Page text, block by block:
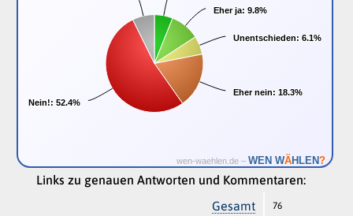
Eher ja: 9.8%
Eher ja: 9.8%
Unentschieden: 6.1%
Unentschieden: 6.1%
Eher nein: 18.3%
Eher nein: 18.3%
Nein!: 52.4%
Nein!: 52.4%
wen-waehlen.de – WEN WÄHLEN?
Links zu genauen Antworten und Kommentaren:
Gesamt
76